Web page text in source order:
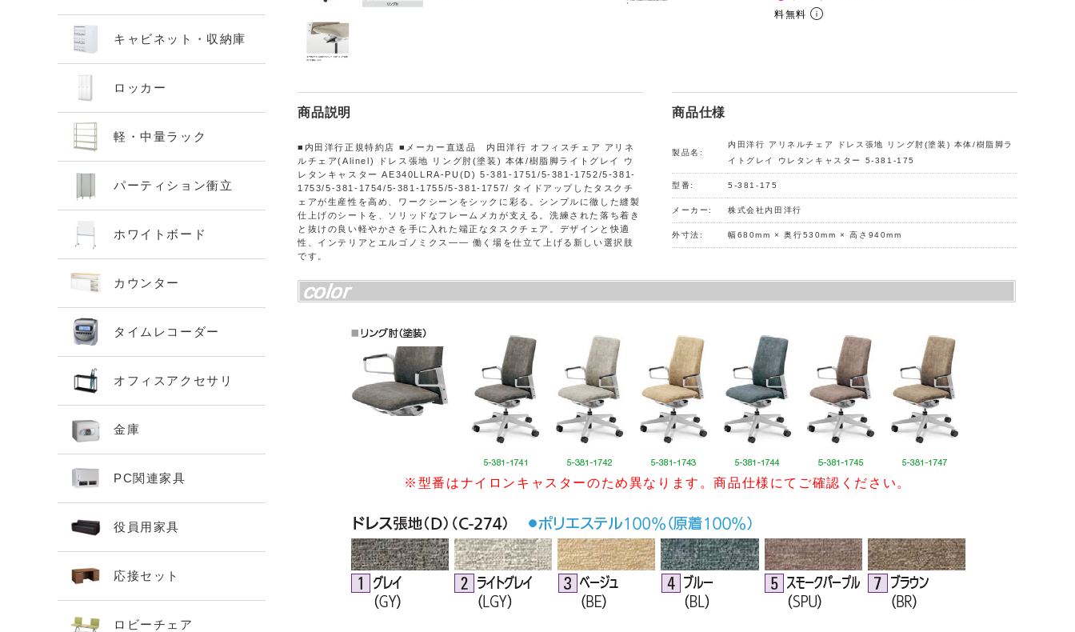
料無料
商品説明
■内田洋行正規特約店 ■メーカー直送品 内田洋行 オフィスチェア アリネ
ルチェア(Alinel) ドレス張地 リング肘(塗装) 本体/樹脂脚ライトグレイ ウ
レタンキャスター AE340LLRA-PU(D) 5-381-1751/5-381-1752/5-381-
1753/5-381-1754/5-381-1755/5-381-1757/ タイドアップしたタスクチ
ェアが生産性を高め、ワークシーンをシックに彩る。シンプルに徹した縫製
仕上げのシートを、ソリッドなフレームメカが支える。洗練された落ち着き
と抜けの良い軽やかさを手に入れた端正なタスクチェア。デザインと快適
性、インテリアとエルゴノミクス―― 働く場を仕立て上げる新しい選択肢
です。
商品仕様
製品名:
内田洋行 アリネルチェア ドレス張地 リング肘(塗装) 本体/樹脂脚ラ
イトグレイ ウレタンキャスター 5-381-175
型番: 5-381-175
メーカー: 株式会社内田洋行
外寸法: 幅680mm × 奥行530mm × 高さ940mm
※型番はナイロンキャスターのため異なります。商品仕様にてご確認ください。
キャビネット・収納庫
ロッカー
軽・中量ラック
パーティション衝立
ホワイトボード
カウンター
タイムレコーダー
オフィスアクセサリ
金庫
PC関連家具
役員用家具
応接セット
ロビーチェア